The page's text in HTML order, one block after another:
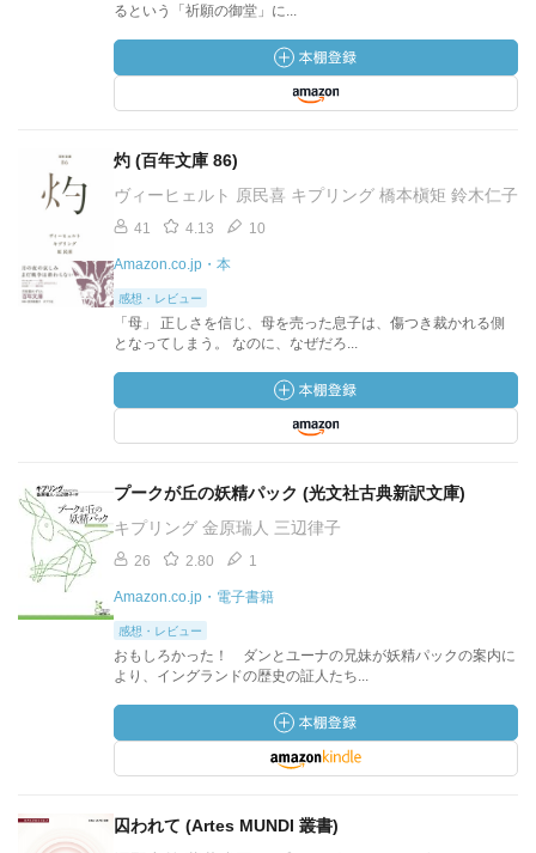
るという「祈願の御堂」に...
灼 (百年文庫 86)
ヴィーヒェルト 原民喜 キプリング 橋本槇矩 鈴木仁子
41 4.13 10
Amazon.co.jp・本
感想・レビュー
「母」 正しさを信じ、母を売った息子は、傷つき裁かれる側
となってしまう。 なのに、なぜだろ...
プークが丘の妖精パック (光文社古典新訳文庫)
キプリング 金原瑞人 三辺律子
26 2.80 1
Amazon.co.jp・電子書籍
感想・レビュー
おもしろかった！ ダンとユーナの兄妹が妖精パックの案内に
より、イングランドの歴史の証人たち...
囚われて (Artes MUNDI 叢書)